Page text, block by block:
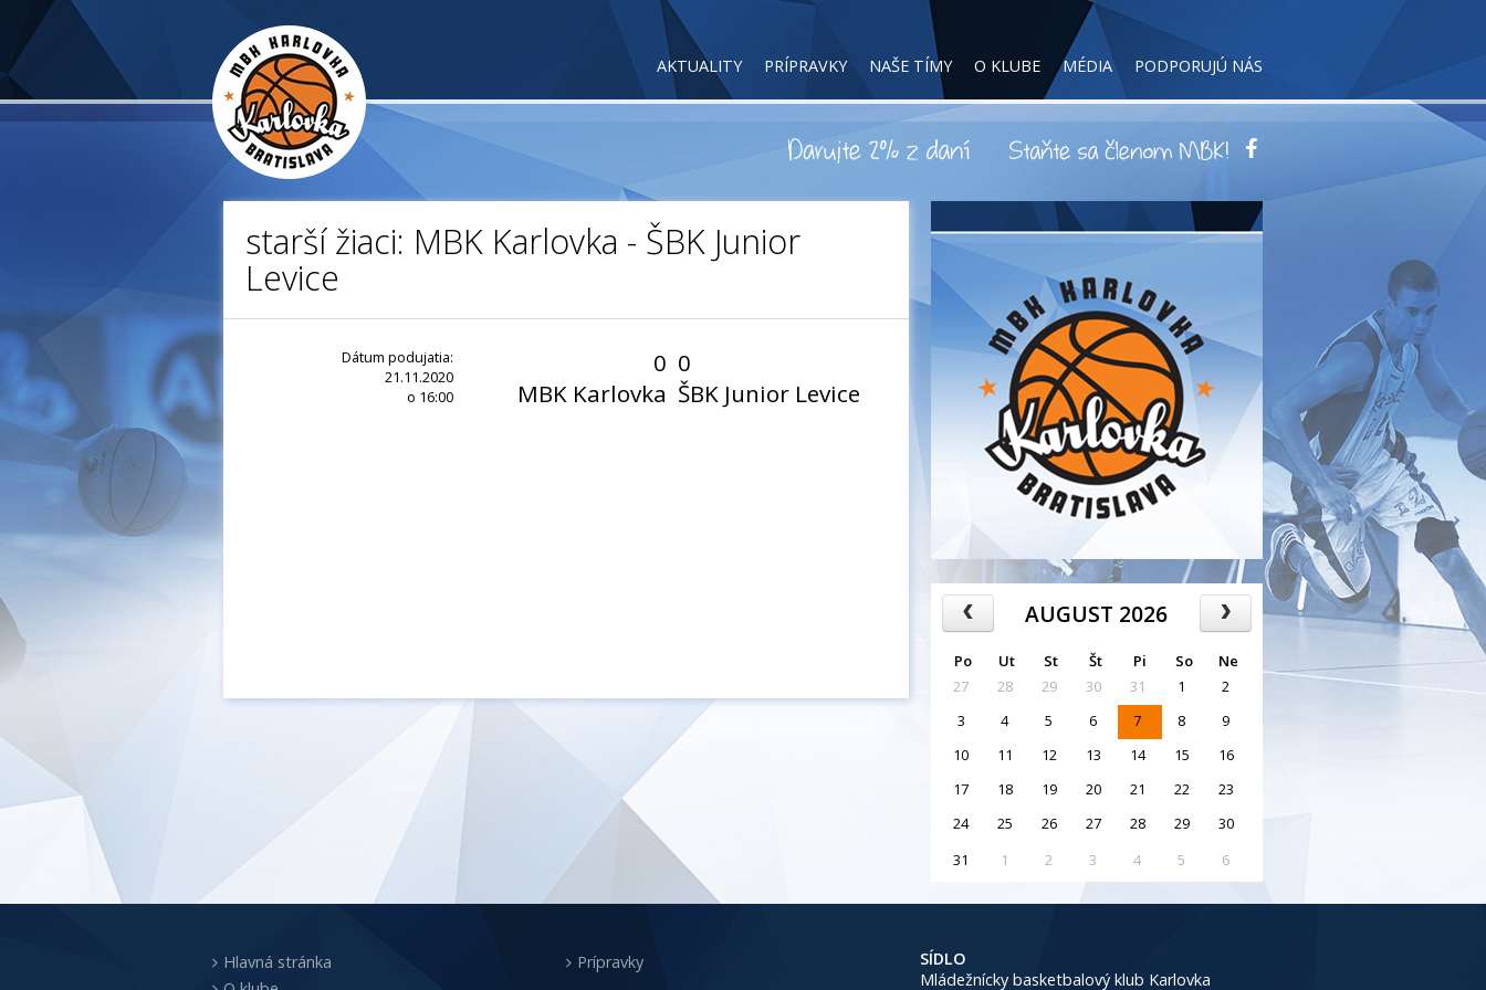
AKTUALITY PRÍPRAVKY NAŠE TÍMY O KLUBE MÉDIA PODPORUJÚ NÁS
starší žiaci: MBK Karlovka - ŠBK Junior
Levice
Dátum podujatia:
21.11.2020
o 16:00
0
MBK Karlovka
0
ŠBK Junior Levice
AUGUST 2026
Po Ut St Št Pi So
Ne
27
28 29 30 31 1
2
3
4 5 6 7 8
9
10
11 12 13 14 15
16
17
18 19 20 21 22
23
24
25 26 27 28 29
30
31
1 2 3 4 5 6
Hlavná stránka
Prípravky
SÍDLO
Mládežnícky basketbalový klub Karlovka